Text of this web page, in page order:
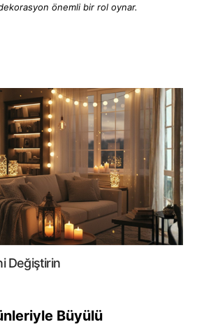
önemli bir rol oynar.
Değiştirin
Büyülü